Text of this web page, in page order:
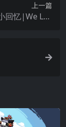
上一篇
回忆|We Lov